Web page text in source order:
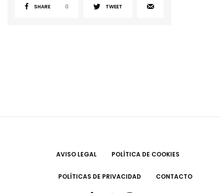
SHARE 0 TWEET
AVISO LEGAL POLÍTICA DE COOKIES
POLÍTICAS DE PRIVACIDAD CONTACTO